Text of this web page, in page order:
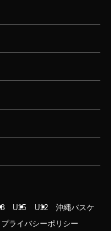
U15 U12
沖縄バスケ
プライバシーポリシー